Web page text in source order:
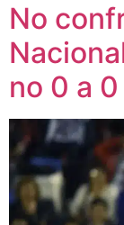
No
no 0 a 0